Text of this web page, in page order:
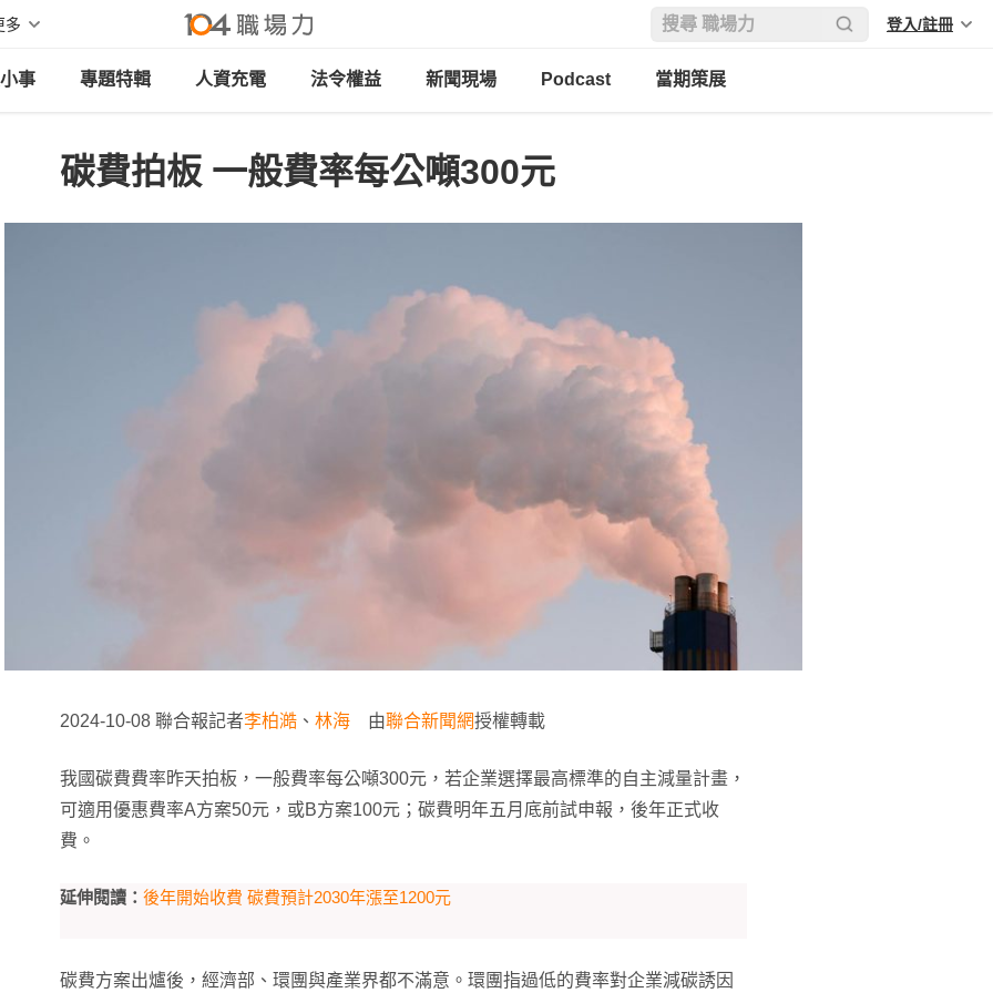
多 登入/註冊
事 專題特輯 人資充電 法令權益 新聞現場 Podcast 當期策展
碳費拍板 一般費率每公噸300元
2024-10-08 聯合報記者李柏澔 、 林海 由聯合新聞網授權轉載
我國碳費費率昨天拍板，一般費率每公噸300元，若企業選擇最高標準的自主減量計畫，
可適用優惠費率A方案50元，或B方案100元；碳費明年五月底前試申報，後年正式收
費。
延伸閱讀： 後年開始收費 碳費預計2030年漲至1200元
碳費方案出爐後，經濟部、環團與產業界都不滿意。環團指過低的費率對企業減碳誘因